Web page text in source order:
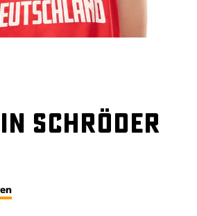
Schröder